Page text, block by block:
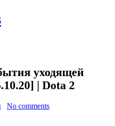
уходящей
| Dota 2
No comments